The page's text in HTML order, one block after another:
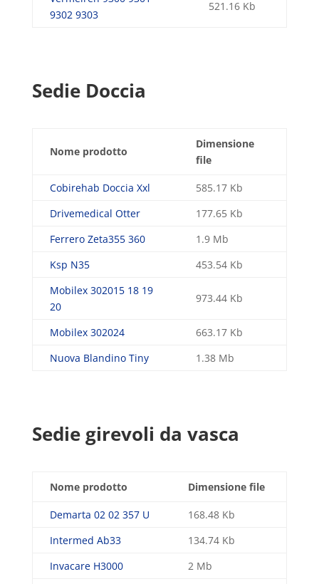
9302 9303
521.16 Kb
Sedie Doccia
Nome prodotto
Dimensione
file
Cobirehab Doccia Xxl
585.17 Kb
Drivemedical Otter
177.65 Kb
Ferrero Zeta355 360
1.9 Mb
Ksp N35
453.54 Kb
Mobilex 302015 18 19
20
973.44 Kb
Mobilex 302024
663.17 Kb
Nuova Blandino Tiny
1.38 Mb
Sedie girevoli da vasca
Nome prodotto Dimensione file
Demarta 02 02 357 U
168.48 Kb
Intermed Ab33
134.74 Kb
Invacare H3000
2 Mb